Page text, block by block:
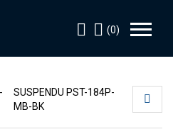
(0)
SUSPENDU PST-184P-
MB-BK